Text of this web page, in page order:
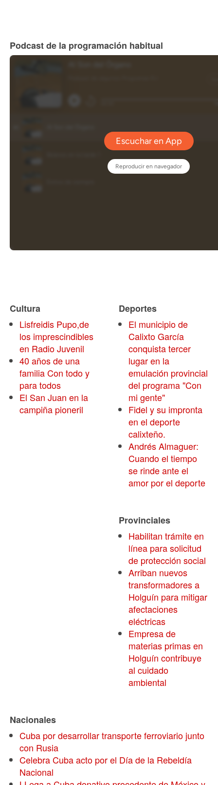
Podcast de la programación habitual
Cultura
Lisfreidis Pupo,de
los imprescindibles
en Radio Juvenil
40 años de una
familia Con todo y
para todos
El San Juan en la
campiña pioneril
Deportes
El municipio de
Calixto García
conquista tercer
lugar en la
emulación provincial
del programa "Con
mi gente"
Fidel y su impronta
en el deporte
calixteño.
Andrés Almaguer:
Cuando el tiempo
se rinde ante el
amor por el deporte
Provinciales
Habilitan trámite en
línea para solicitud
de protección social
Arriban nuevos
transformadores a
Holguín para mitigar
afectaciones
eléctricas
Empresa de
materias primas en
Holguín contribuye
al cuidado
ambiental
Nacionales
Cuba por desarrollar transporte ferroviario junto
con Rusia
Celebra Cuba acto por el Día de la Rebeldía
Nacional